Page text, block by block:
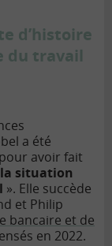
d’histoire
du travail
a été
avoir fait
situation
». Elle succède
et Philip
bancaire et de
en 2022.